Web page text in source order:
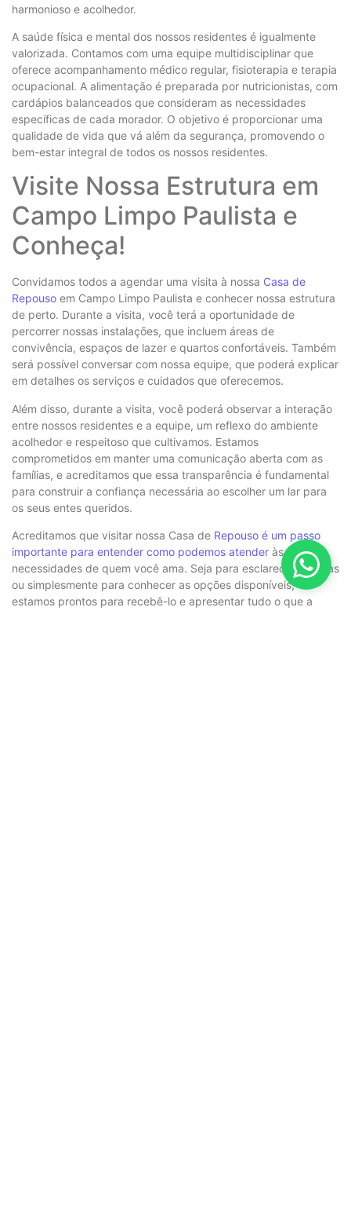
harmonioso e acolhedor.
A saúde física e mental dos nossos residentes é igualmente
valorizada. Contamos com uma equipe multidisciplinar que
oferece acompanhamento médico regular, fisioterapia e terapia
ocupacional. A alimentação é preparada por nutricionistas, com
cardápios balanceados que consideram as necessidades
específicas de cada morador. O objetivo é proporcionar uma
qualidade de vida que vá além da segurança, promovendo o
bem-estar integral de todos os nossos residentes.
Visite Nossa Estrutura em
Campo Limpo Paulista e
Conheça!
Convidamos todos a agendar uma visita à nossa Casa de
Repouso em Campo Limpo Paulista e conhecer nossa estrutura
de perto. Durante a visita, você terá a oportunidade de
percorrer nossas instalações, que incluem áreas de
convivência, espaços de lazer e quartos confortáveis. Também
será possível conversar com nossa equipe, que poderá explicar
em detalhes os serviços e cuidados que oferecemos.
Além disso, durante a visita, você poderá observar a interação
entre nossos residentes e a equipe, um reflexo do ambiente
acolhedor e respeitoso que cultivamos. Estamos
comprometidos em manter uma comunicação aberta com as
famílias, e acreditamos que essa transparência é fundamental
para construir a confiança necessária ao escolher um lar para
os seus entes queridos.
Acreditamos que visitar nossa Casa de Repouso é um passo
importante para entender como podemos atender às
necessidades de quem você ama. Seja para esclarecer dúvidas
ou simplesmente para conhecer as opções disponíveis,
estamos prontos para recebê-lo e apresentar tudo o que a